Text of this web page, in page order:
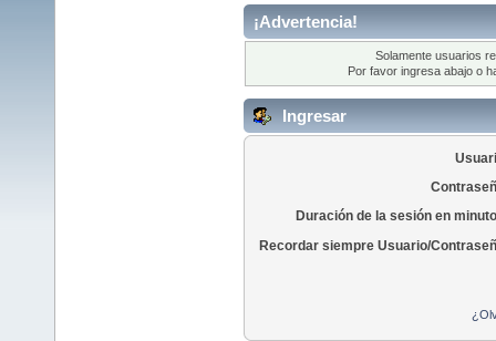
¡Advertencia!
Solamente usuarios
Por favor ingresa abajo o
Ingresar
Duración de la sesión en
Recordar siempre Usuario/